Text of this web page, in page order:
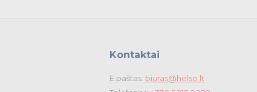
Kontaktai
E.paštas: biuras@helso.lt